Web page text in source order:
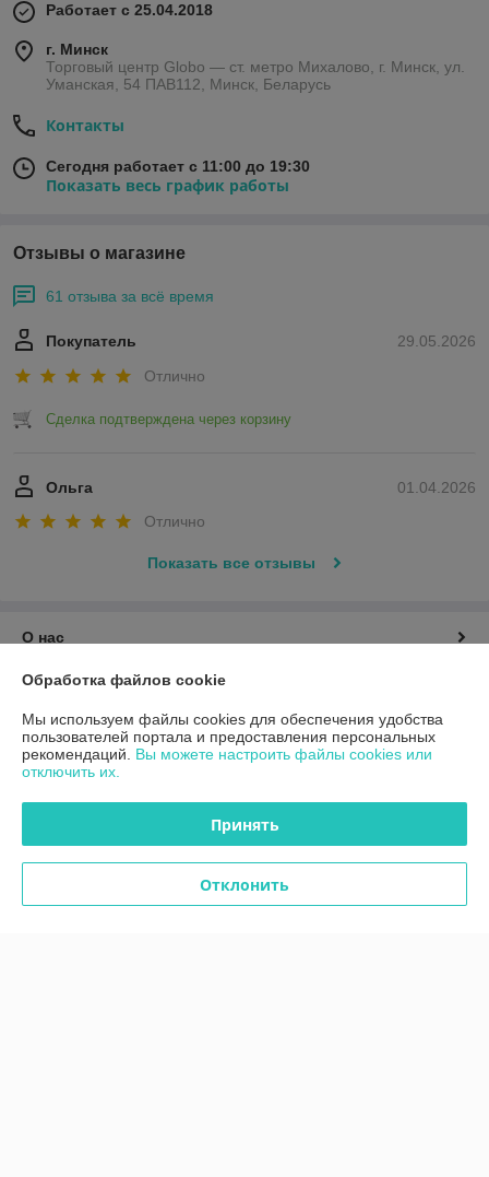
Работает с 25.04.2018
г. Минск
Торговый центр Globo — ст. метро Михалово, г. Минск, ул.
Уманская, 54 ПАВ112, Минск, Беларусь
Контакты
Сегодня работает с 11:00 до 19:30
Показать весь график работы
Отзывы о магазине
61 отзыва за всё время
29.05.2026
Покупатель
Отлично
Сделка подтверждена через корзину
01.04.2026
Ольга
Отлично
Показать все отзывы
О нас
Контакты
Доставка и оплата
Полная версия сайта
Политика обработки cookies
Обработка файлов cookie
Мы используем файлы cookies для обеспечения удобства
пользователей портала и предоставления персональных
рекомендаций. Вы можете настроить файлы cookies или
отключить их.
Принять
Отклонить